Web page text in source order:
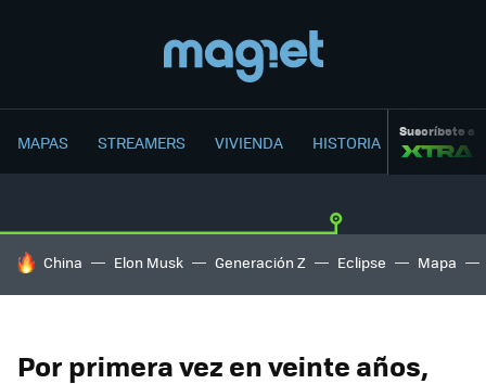
MAPAS STREAMERS VIVIENDA HISTORIA Suscríbete a
HOY SE HABLA DE
China Elon Musk Generación Z Eclipse Mapa
Por primera vez en veinte años,